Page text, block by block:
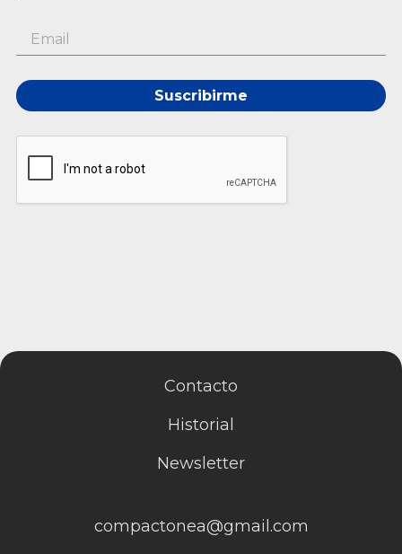
Suscribirme
Contacto
Historial
Newsletter
compactonea@gmail.com